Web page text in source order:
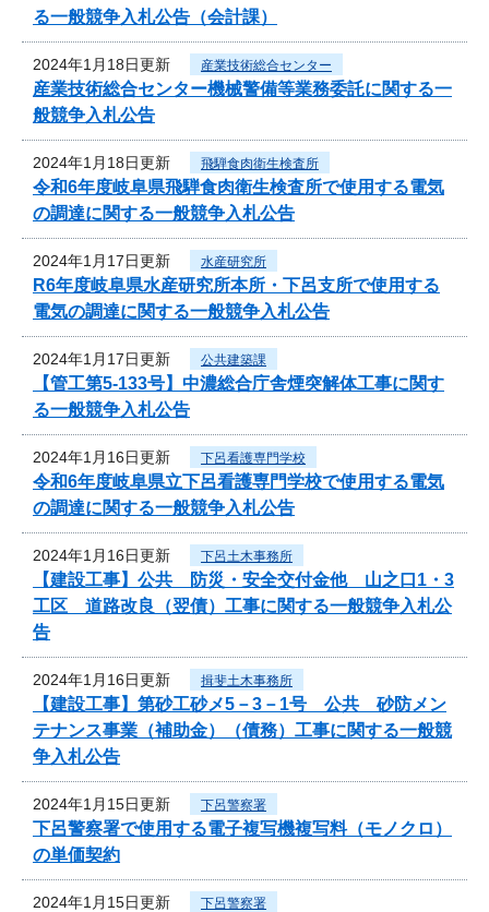
る一般競争入札公告（会計課）
2024年1月18日更新 産業技術総合センター
産業技術総合センター機械警備等業務委託に関する一
般競争入札公告
2024年1月18日更新 飛騨食肉衛生検査所
令和6年度岐阜県飛騨食肉衛生検査所で使用する電気
の調達に関する一般競争入札公告
2024年1月17日更新 水産研究所
R6年度岐阜県水産研究所本所・下呂支所で使用する
電気の調達に関する一般競争入札公告
2024年1月17日更新 公共建築課
【管工第5-133号】中濃総合庁舎煙突解体工事に関す
る一般競争入札公告
2024年1月16日更新 下呂看護専門学校
令和6年度岐阜県立下呂看護専門学校で使用する電気
の調達に関する一般競争入札公告
2024年1月16日更新 下呂土木事務所
【建設工事】公共 防災・安全交付金他 山之口1・3
工区 道路改良（翌債）工事に関する一般競争入札公
告
2024年1月16日更新 揖斐土木事務所
【建設工事】第砂工砂メ5－3－1号 公共 砂防メン
テナンス事業（補助金）（債務）工事に関する一般競
争入札公告
2024年1月15日更新 下呂警察署
下呂警察署で使用する電子複写機複写料（モノクロ）
の単価契約
2024年1月15日更新 下呂警察署